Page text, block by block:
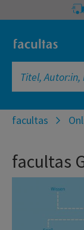
facultas
facultas